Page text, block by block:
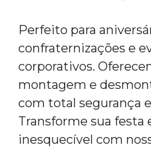
Perfeito para
confraternizações e
corporativos.
montagem e
com total segurança
Transforme sua festa
inesquecível com